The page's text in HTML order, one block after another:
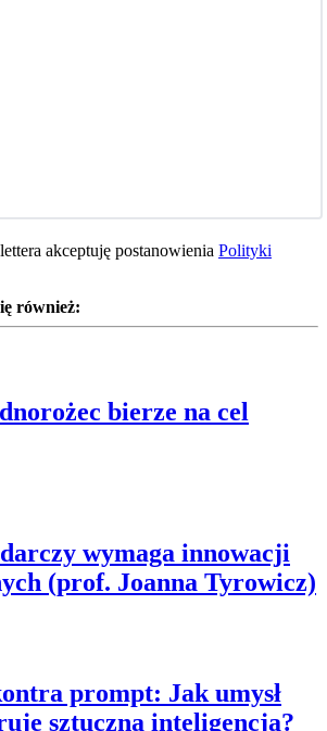
akceptuję postanowienia Polityki
również:
bierze na cel
wymaga innowacji
(prof. Joanna Tyrowicz)
prompt: Jak umysł
sztuczną inteligencją?